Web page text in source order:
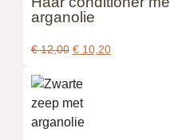
arganolie
€12,00 €10,20